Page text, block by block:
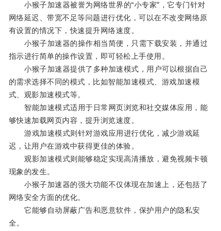
小猴子加速器被誉为网络世界的“小专家”，它专门针对
网络延迟、带宽不足等问题进行优化，可以在不改变网络原
有设置的情况下，快速提升网络速度。
小猴子加速器的操作相当简便，只需下载安装，并通过
指示进行简单的操作设置，即可轻松上手使用。
小猴子加速器提供了多种加速模式，用户可以根据自己
的需求选择不同的模式，比如智能加速模式、游戏加速模
式、观影加速模式等。
智能加速模式适用于日常网页浏览和社交媒体应用，能
够快速加载网页内容，提升浏览速度。
游戏加速模式则针对游戏应用进行优化，减少游戏延
迟，让用户在游戏中获得更佳的体验。
观影加速模式则能够稳定实现高清播放，避免视频卡顿
现象的发生。
小猴子加速器的强大功能不仅体现在加速上，还包括了
网络安全方面的优化。
它能够自动屏蔽广告和恶意软件，保护用户的隐私安
全。